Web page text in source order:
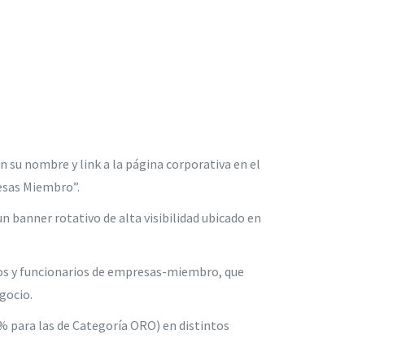
su nombre y link a la página corporativa en el
Miembro”.
banner rotativo de alta visibilidad ubicado en
y funcionarios de empresas-miembro, que
para las de Categoría ORO) en distintos